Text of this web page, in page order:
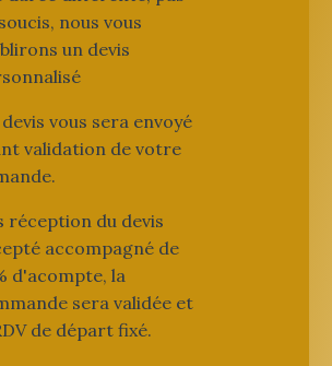
nous vous
un devis
vous sera envoyé
validation de votre
réception du devis
accompagné de
d'acompte, la
sera validée et
de départ fixé.